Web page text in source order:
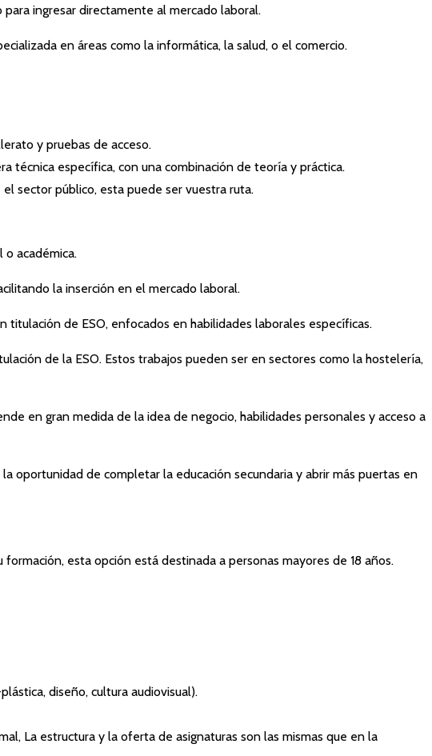
para ingresar directamente al mercado laboral.
en áreas como la informática, la salud, o el comercio.
y pruebas de acceso.
técnica específica, con una combinación de teoría y práctica.
sector público, esta puede ser vuestra ruta.
o académica.
la inserción en el mercado laboral.
de ESO, enfocados en habilidades laborales específicas.
de la ESO. Estos trabajos pueden ser en sectores como la hostelería,
en gran medida de la idea de negocio, habilidades personales y acceso a
oportunidad de completar la educación secundaria y abrir más puertas en
esta opción está destinada a personas mayores de 18 años.
diseño, cultura audiovisual).
La estructura y la oferta de asignaturas son las mismas que en la